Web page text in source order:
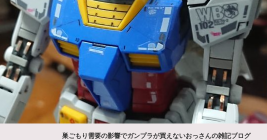
巣ごもり需要の影響でガンプラが買えないおっさんの雑記ブログ